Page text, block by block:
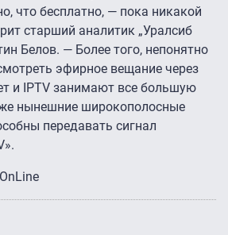
что бесплатно, — пока никакой
старший аналитик „Уралсиб
Белов. — Более того, непонятно
эфирное вещание через
и IPTV занимают все большую
нынешние широкополосные
передавать сигнал